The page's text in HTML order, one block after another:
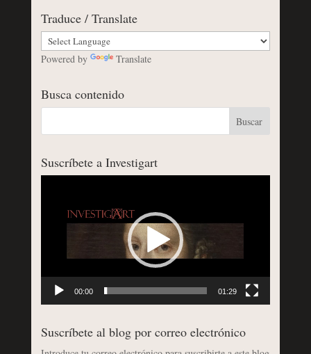
Traduce / Translate
Powered by Translate
Busca contenido
Suscríbete a Investigart
00:00 01:29
Suscríbete al blog por correo electrónico